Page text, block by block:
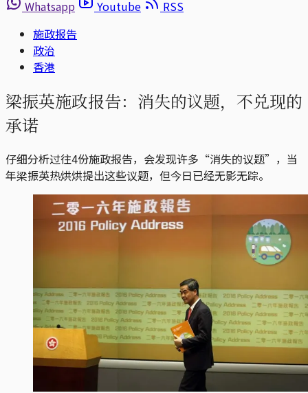
Whatsapp
Youtube
RSS
施政报告
政治
香港
梁振英施政报告：消失的议题，不兑现的
承诺
仔细分析过往4份施政报告，会发现许多“消失的议题”，当
年梁振英热烘烘提出这些议题，但今日已经无影无踪。